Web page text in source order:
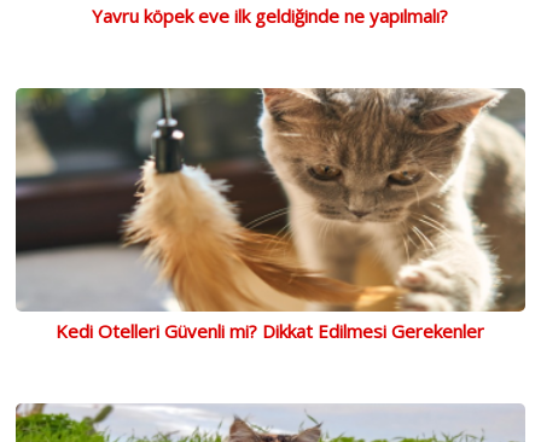
Yavru köpek eve ilk geldiğinde ne yapılmalı?
Kedi Otelleri Güvenli mi? Dikkat Edilmesi Gerekenler